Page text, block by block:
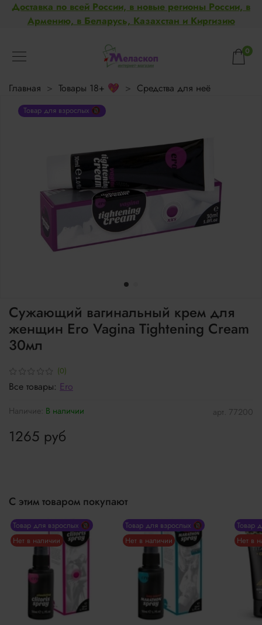
Доставка по всей России, в новые регионы России, в
Армению, в Беларусь, Казахстан и Киргизию
0
Главная Товары 18+ 💖 Средства для неё
Товар для взрослых 🔞
(0)
арт. 77200
Наличие: В наличии
Сужающий вагинальный крем для
женщин Ero Vagina Tightening Cream
30мл
1265 руб
Все товары: Ero
С этим товаром покупают
Товар для взрослых 🔞
Нет в наличии
Товар для взрослых 🔞
Нет в наличии
Товар
Нет в